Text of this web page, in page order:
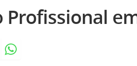
Profissional